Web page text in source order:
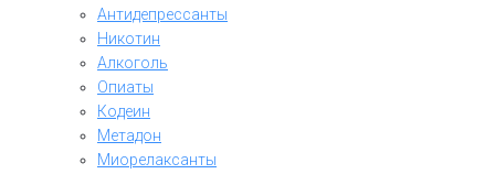
Антидепрессанты
Никотин
Алкоголь
Опиаты
Кодеин
Метадон
Миорелаксанты